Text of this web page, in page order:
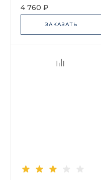
4 760 ₽
ЗАКАЗАТЬ